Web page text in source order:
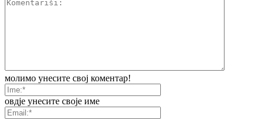
молимо унесите свој коментар!
овдје унесите своје име